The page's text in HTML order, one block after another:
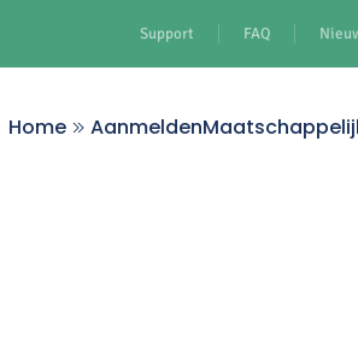
Support FAQ
Home Aanmelden